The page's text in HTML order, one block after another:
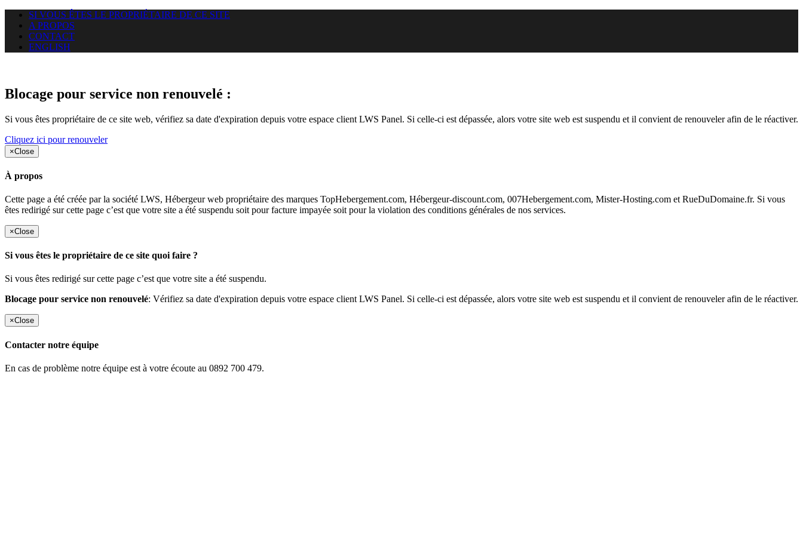
SI VOUS ÊTES LE PROPRIÉTAIRE DE CE SITE
A PROPOS
CONTACT
ENGLISH
Blocage pour service non renouvelé :
Si vous êtes propriétaire de ce site web, vérifiez sa date d'expiration depuis votre espace client LWS Panel. Si celle-ci est dépassée, alors votre site web est suspendu et il convient de renouveler afin de le réactiver.
Cliquez ici pour renouveler
×Close
À propos
Cette page a été créée par la société LWS, Hébergeur web propriétaire des marques TopHebergement.com, Hébergeur-discount.com, 007Hebergement.com, Mister-Hosting.com et RueDuDomaine.fr. Si vous
êtes redirigé sur cette page c’est que votre site a été suspendu soit pour facture impayée soit pour la violation des conditions générales de nos services.
×Close
Si vous êtes le propriétaire de ce site quoi faire ?
Si vous êtes redirigé sur cette page c’est que votre site a été suspendu.
Blocage pour service non renouvelé: Vérifiez sa date d'expiration depuis votre espace client LWS Panel. Si celle-ci est dépassée, alors votre site web est suspendu et il convient de renouveler afin de le réactiver.
×Close
Contacter notre équipe
En cas de problème notre équipe est à votre écoute au 0892 700 479.